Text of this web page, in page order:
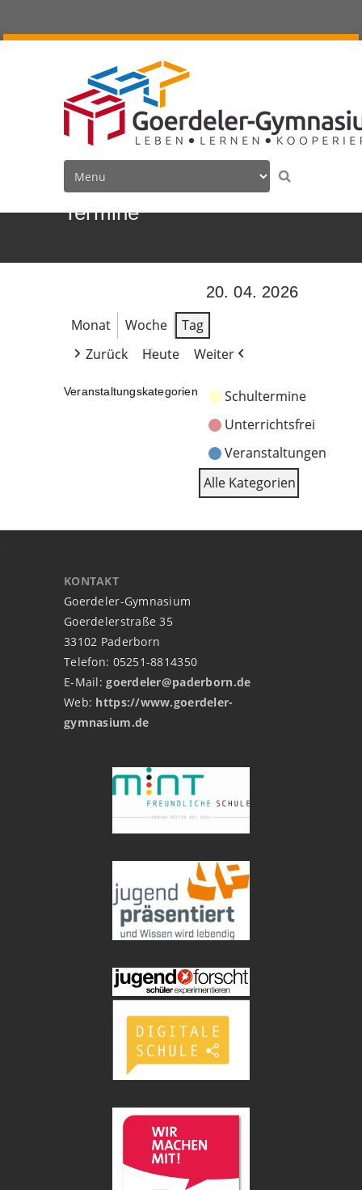
Termine
20. 04. 2026
Monat
Woche
Tag
Zurück
Heute Weiter
Veranstaltungskategorien
Schultermine
Unterrichtsfrei
Veranstaltungen
Alle Kategorien
KONTAKT
Goerdeler-Gymnasium
Goerdelerstraße 35
33102 Paderborn
Telefon: 05251-8814350
E-Mail:goerdeler@paderborn.de
Web: https://www.goerdeler-
gymnasium.de